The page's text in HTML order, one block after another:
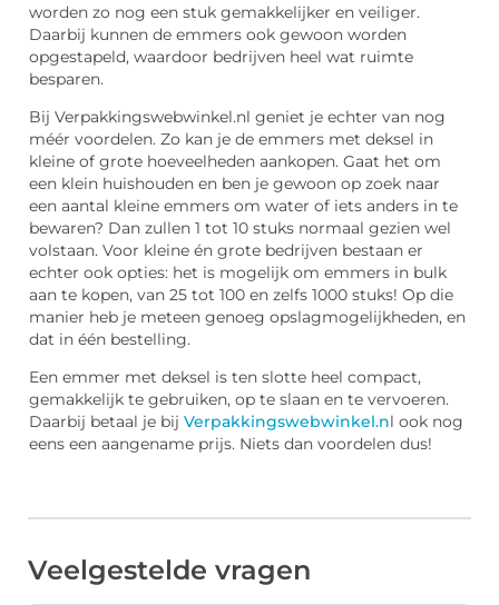
worden zo nog een stuk gemakkelijker en veiliger.
Daarbij kunnen de emmers ook gewoon worden
opgestapeld, waardoor bedrijven heel wat ruimte
besparen.
Bij Verpakkingswebwinkel.nl geniet je echter van nog
méér voordelen. Zo kan je de emmers met deksel in
kleine of grote hoeveelheden aankopen. Gaat het om
een klein huishouden en ben je gewoon op zoek naar
een aantal kleine emmers om water of iets anders in te
bewaren? Dan zullen 1 tot 10 stuks normaal gezien wel
volstaan. Voor kleine én grote bedrijven bestaan er
echter ook opties: het is mogelijk om emmers in bulk
aan te kopen, van 25 tot 100 en zelfs 1000 stuks! Op die
manier heb je meteen genoeg opslagmogelijkheden, en
dat in één bestelling.
Een emmer met deksel is ten slotte heel compact,
gemakkelijk te gebruiken, op te slaan en te vervoeren.
Daarbij betaal je bij Verpakkingswebwinkel.nl ook nog
eens een aangename prijs. Niets dan voordelen dus!
Veelgestelde vragen